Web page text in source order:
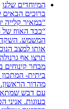
המיוחדים שלנו
ברוכים הבאים
“במאיר קלייה
“כבד האווז
אותו למצב
תרצו אף
מבחר קינוחים
ביתית-
מהדור
עם דבש
בעוגות. אניני